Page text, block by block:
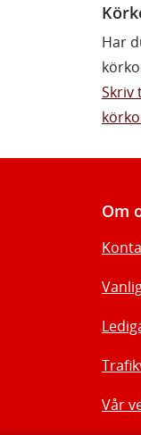
Har
Skriv
Om
Vår